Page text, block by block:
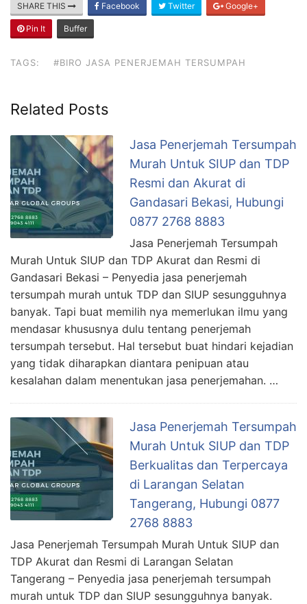
SHARE THIS Facebook Twitter Google+
Pin It Buffer
TAGS: #BIRO JASA PENERJEMAH TERSUMPAH
Related Posts
Jasa Penerjemah Tersumpah
Murah Untuk SIUP dan TDP
Resmi dan Akurat di
Gandasari Bekasi, Hubungi
0877 2768 8883
Jasa Penerjemah Tersumpah
Murah Untuk SIUP dan TDP Akurat dan Resmi di
Gandasari Bekasi – Penyedia jasa penerjemah
tersumpah murah untuk TDP dan SIUP sesungguhnya
banyak. Tapi buat memilih nya memerlukan ilmu yang
mendasar khususnya dulu tentang penerjemah
tersumpah tersebut. Hal tersebut buat hindari kejadian
yang tidak diharapkan diantara penipuan atau
kesalahan dalam menentukan jasa penerjemahan. …
Jasa Penerjemah Tersumpah
Murah Untuk SIUP dan TDP
Berkualitas dan Terpercaya
di Larangan Selatan
Tangerang, Hubungi 0877
2768 8883
Jasa Penerjemah Tersumpah Murah Untuk SIUP dan
TDP Akurat dan Resmi di Larangan Selatan
Tangerang – Penyedia jasa penerjemah tersumpah
murah untuk TDP dan SIUP sesungguhnya banyak.